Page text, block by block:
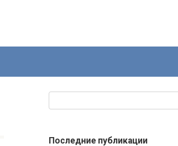
Последние публикации